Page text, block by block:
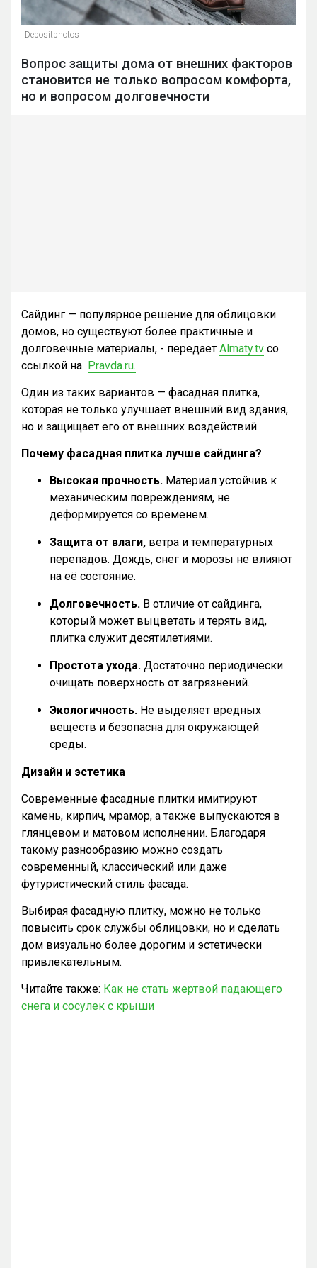
Depositphotos
Вопрос защиты дома от внешних факторов
становится не только вопросом комфорта,
но и вопросом долговечности
Сайдинг — популярное решение для облицовки
домов, но существуют более практичные и
долговечные материалы, - передает Almaty.tv со
ссылкой на Pravda.ru.
Один из таких вариантов — фасадная плитка,
которая не только улучшает внешний вид здания,
но и защищает его от внешних воздействий.
Почему фасадная плитка лучше сайдинга?
Высокая прочность. Материал устойчив к
механическим повреждениям, не
деформируется со временем.
Защита от влаги, ветра и температурных
перепадов. Дождь, снег и морозы не влияют
на её состояние.
Долговечность. В отличие от сайдинга,
который может выцветать и терять вид,
плитка служит десятилетиями.
Простота ухода. Достаточно периодически
очищать поверхность от загрязнений.
Экологичность. Не выделяет вредных
веществ и безопасна для окружающей
среды.
Дизайн и эстетика
Современные фасадные плитки имитируют
камень, кирпич, мрамор, а также выпускаются в
глянцевом и матовом исполнении. Благодаря
такому разнообразию можно создать
современный, классический или даже
футуристический стиль фасада.
Выбирая фасадную плитку, можно не только
повысить срок службы облицовки, но и сделать
дом визуально более дорогим и эстетически
привлекательным.
Читайте также: Как не стать жертвой падающего
снега и сосулек с крыши